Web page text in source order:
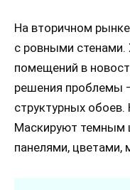
На вторичном
с ровными стенами.
помещений в
решения проблемы
структурных
Маскируют темным
панелями, цветами,